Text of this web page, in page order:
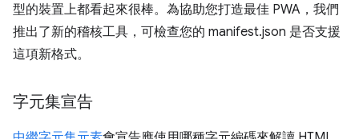
型的裝置上都看起來很棒。為協助您打造最佳 PWA，我們
推出了新的稽核工具，可檢查您的 manifest.json 是否支援
這項新格式。
字元集宣告